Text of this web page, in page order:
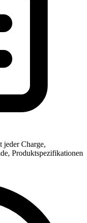
Charge,
Produktspezifikationen